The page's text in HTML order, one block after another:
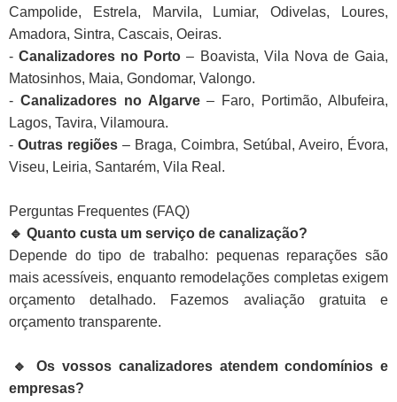
Campolide, Estrela, Marvila, Lumiar, Odivelas, Loures,
Amadora, Sintra, Cascais, Oeiras.
-Canalizadores no Porto – Boavista, Vila Nova de Gaia,
Matosinhos, Maia, Gondomar, Valongo.
- Canalizadores no Algarve– Faro, Portimão, Albufeira,
Lagos, Tavira, Vilamoura.
- Outras regiões – Braga, Coimbra, Setúbal, Aveiro, Évora,
Viseu, Leiria, Santarém, Vila Real.
Perguntas Frequentes (FAQ)
🔹 Quanto custa um serviço de canalização?
Depende do tipo de trabalho: pequenas reparações são
mais acessíveis, enquanto remodelações completas exigem
orçamento detalhado. Fazemos avaliação gratuita e
orçamento transparente.
🔹 Os vossos canalizadores atendem condomínios e
empresas?